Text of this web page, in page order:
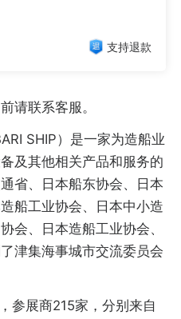
支持退款
请联系客服。
SHIP）是一家为造船业
及其他相关产品和服务的
省、日本船东协会、日本
船工业协会、日本中小造
会、日本造船工业协会、
津集海事城市交流委员会
参展商215家，分别来自